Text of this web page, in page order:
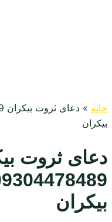
خانه »
بیکران
دعای ثروت
بیکران